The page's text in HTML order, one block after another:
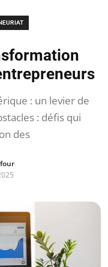
: un levier de
: défis qui
des